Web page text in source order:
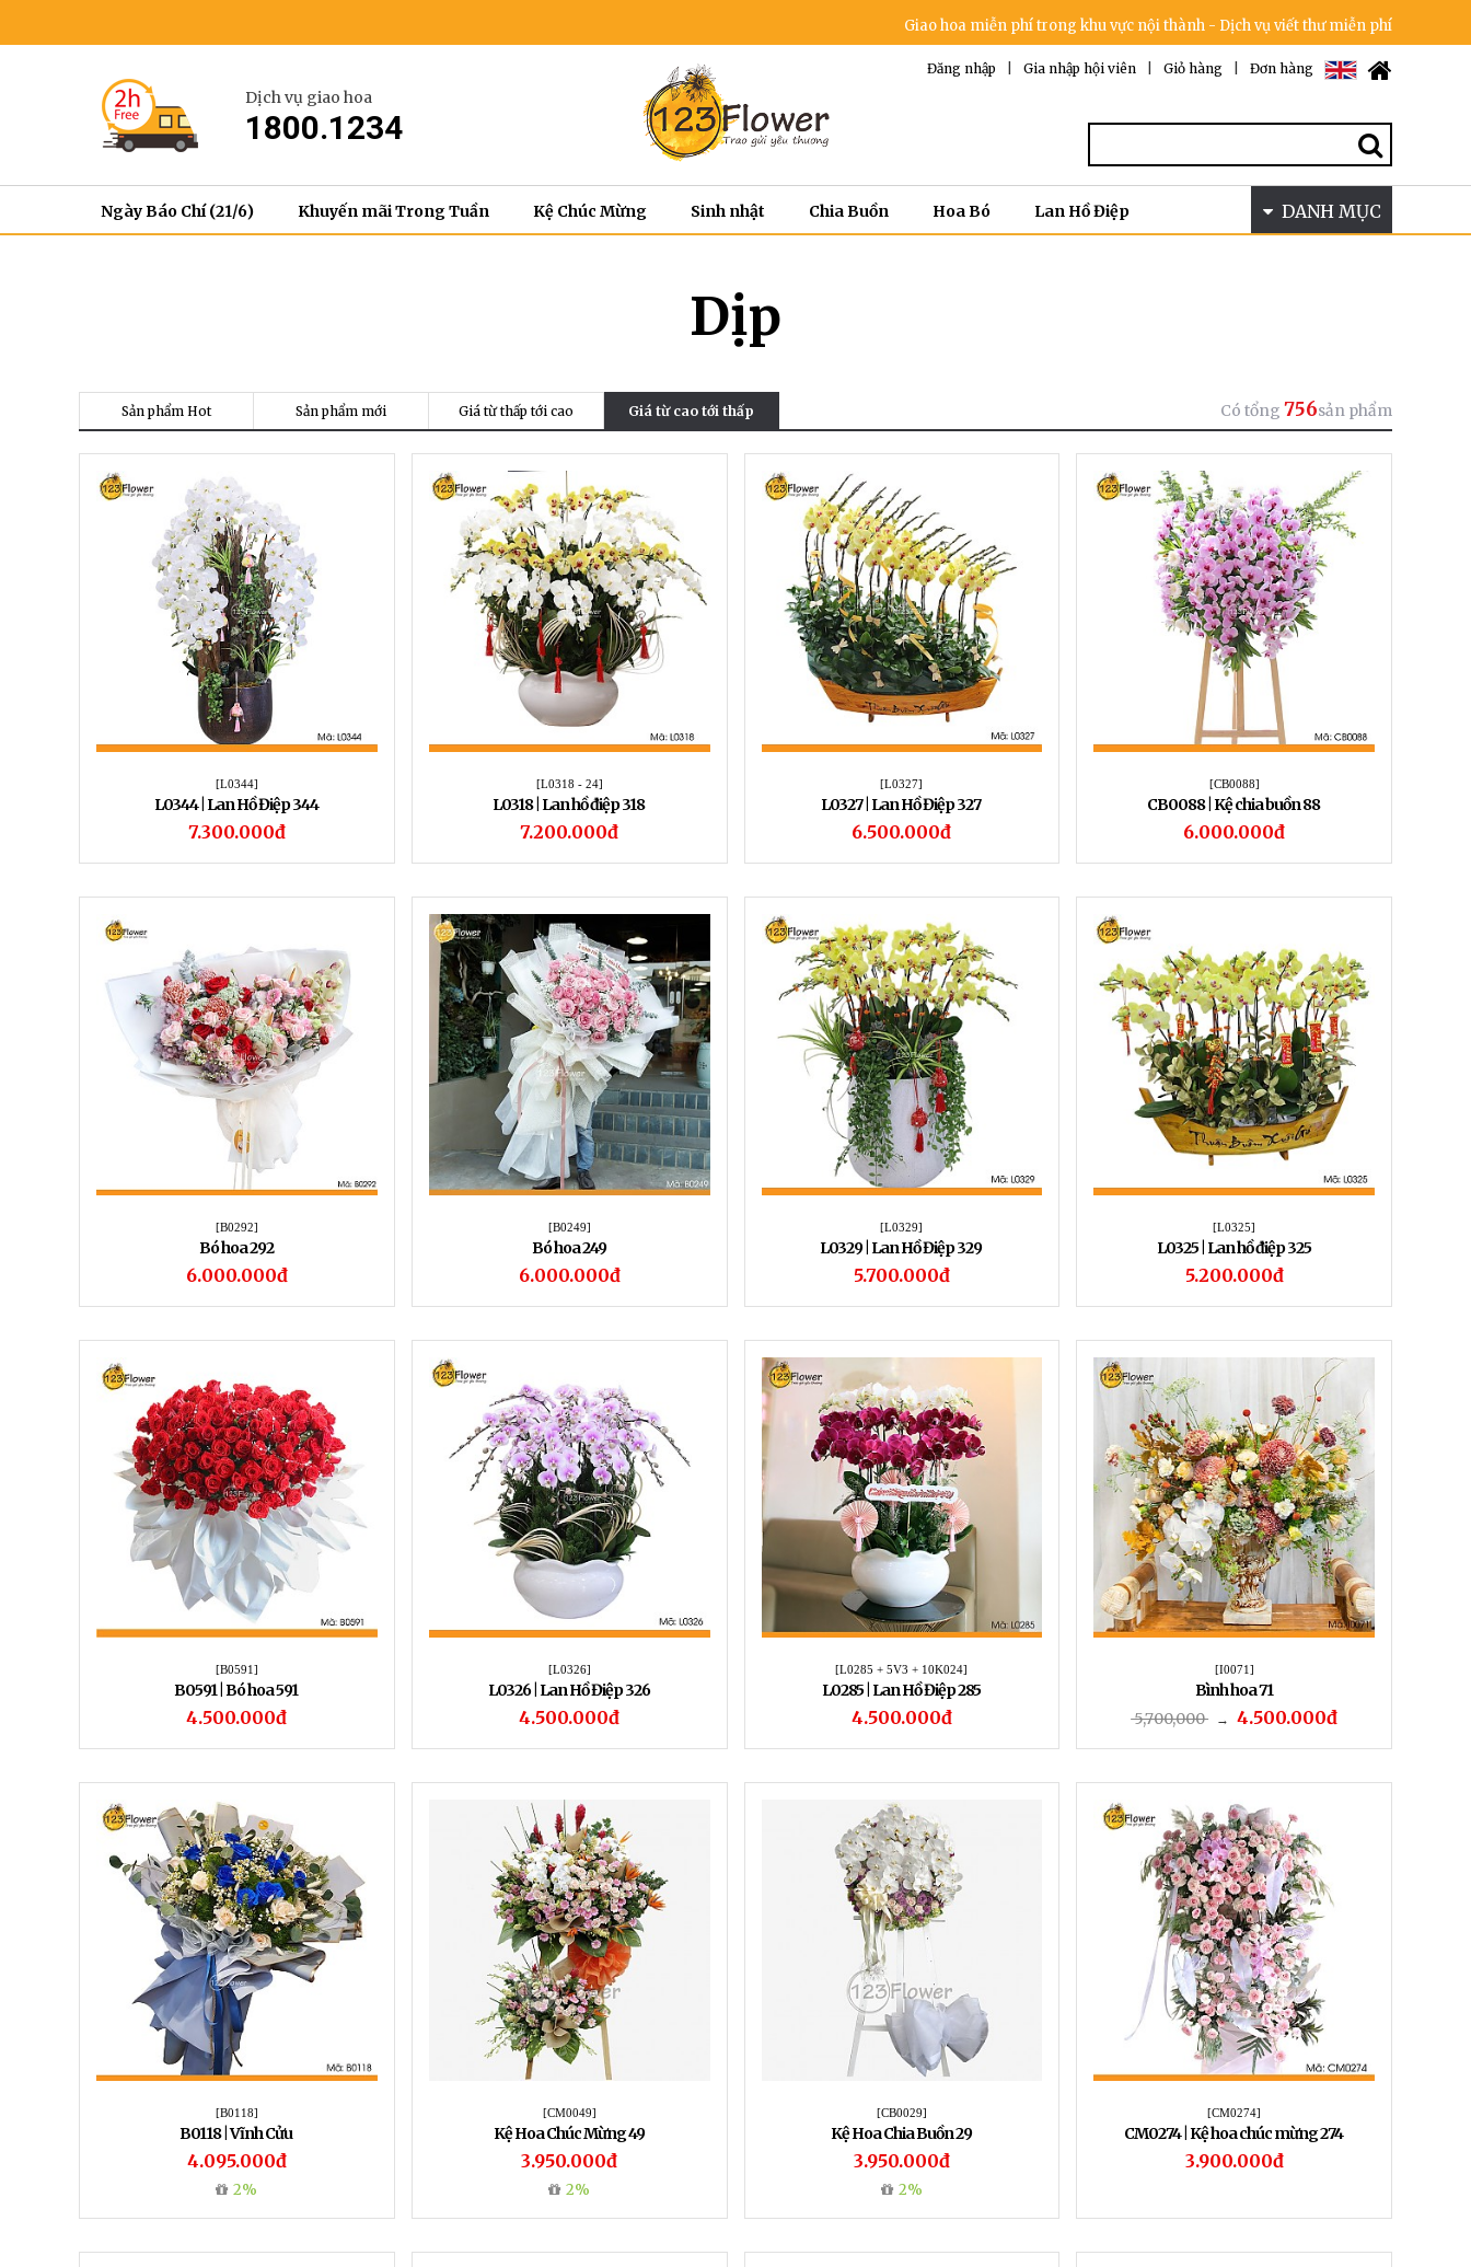
Giao hoa miễn phí trong khu vực nội thành - Dịch vụ viết thư miễn phí - Cam kết không
Dịch vụ giao hoa
1800.1234
Đơn hàng
Giỏ hàng
Gia nhập hội viên
Đăng nhập
Ngày Báo Chí (21/6) Khuyến mãi Trong Tuần Kệ Chúc Mừng Sinh nhật Chia Buồn Hoa Bó Lan Hồ Điệp DANH MỤC
Dịp
Sản phẩm Hot Sản phẩm mới Giá từ thấp tới cao Giá từ cao tới thấp Có tổng 756sản phẩm
[L0344]
L0344 | Lan Hồ Điệp 344
7.300.000đ
[L0318 - 24]
L0318 | Lan hồ điệp 318
7.200.000đ
[L0327]
L0327 | Lan Hồ Điệp 327
6.500.000đ
[CB0088]
CB0088 | Kệ chia buồn 88
6.000.000đ
[B0292]
Bó hoa 292
6.000.000đ
[B0249]
Bó hoa 249
6.000.000đ
[L0329]
L0329 | Lan Hồ Điệp 329
5.700.000đ
[L0325]
L0325 | Lan hồ điệp 325
5.200.000đ
[B0591]
B0591 | Bó hoa 591
4.500.000đ
[L0326]
L0326 | Lan Hồ Điệp 326
4.500.000đ
[L0285 + 5V3 + 10K024]
L0285 | Lan Hồ Điệp 285
4.500.000đ
[I0071]
Bình hoa 71
5,700,000 → 4.500.000đ
[B0118]
B0118 | Vĩnh Cửu
4.095.000đ
2%
[CM0049]
Kệ Hoa Chúc Mừng 49
3.950.000đ
2%
[CB0029]
Kệ Hoa Chia Buồn 29
3.950.000đ
2%
[CM0274]
CM0274 | Kệ hoa chúc mừng 274
3.900.000đ